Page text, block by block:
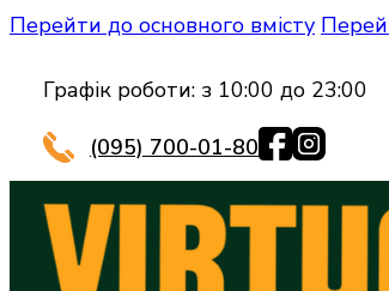
Перейти до основного вмісту
Графік роботи: з 10:00 до 23:00
(095) 700-01-80